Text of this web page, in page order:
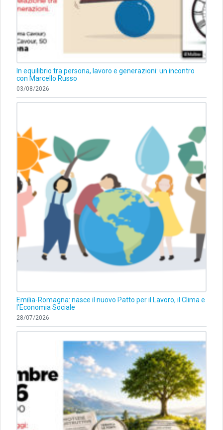
In equilibrio tra persona, lavoro e generazioni: un incontro
con Marcello Russo
03/08/2026
Emilia-Romagna: nasce il nuovo Patto per il Lavoro, il Clima e
l’Economia Sociale
28/07/2026